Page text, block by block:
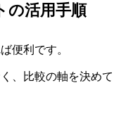
の活用手順
便利です。
、比較の軸を決めて